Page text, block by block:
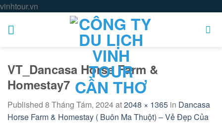
vinhtour.vn
VT_Dancasa Horse Farm &
Homestay7
Published 8 Tháng Tám, 2024at2048 × 1365 in Dancasa
Horse Farm & Homestay ( Buôn Ma Thuột) – Vẻ Đẹp Của